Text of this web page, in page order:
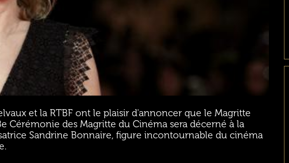
et la RTBF ont le plaisir d'annoncer que le Magritte
Cérémonie des Magritte du Cinéma sera décerné à la
Sandrine Bonnaire, figure incontournable du cinéma